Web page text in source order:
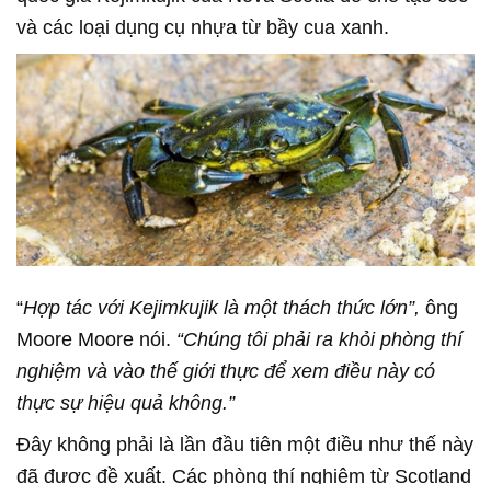
và các loại dụng cụ nhựa từ bầy cua xanh.
“Hợp tác với Kejimkujik là một thách thức lớn”, ông
Moore Moore nói. “Chúng tôi phải ra khỏi phòng thí
nghiệm và vào thế giới thực để xem điều này có
thực sự hiệu quả không.”
Đây không phải là lần đầu tiên một điều như thế này
đã được đề xuất. Các phòng thí nghiệm từ Scotland